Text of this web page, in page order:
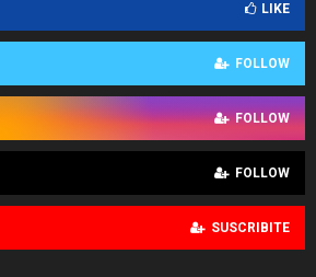
LIKE
FOLLOW
FOLLOW
FOLLOW
SUSCRIBITE